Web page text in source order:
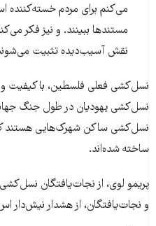
می‌کنم برای مردم خسته‌کننده
مستندها ببینند. و نیز فکر
نقش آسیب‌دیده تثبیت
نسل‌کشی فعلی فلسطین، با کیفیت و
نسل‌کشی یهودیان در طول جنگ
نسل‌کشی ساکن شهرک‌هایی هستند
ساخته شده‌اند.
پریمو لوی، از نجات‌یافتگان
و نجات‌یافتگان، از هشدار نیش‌دار